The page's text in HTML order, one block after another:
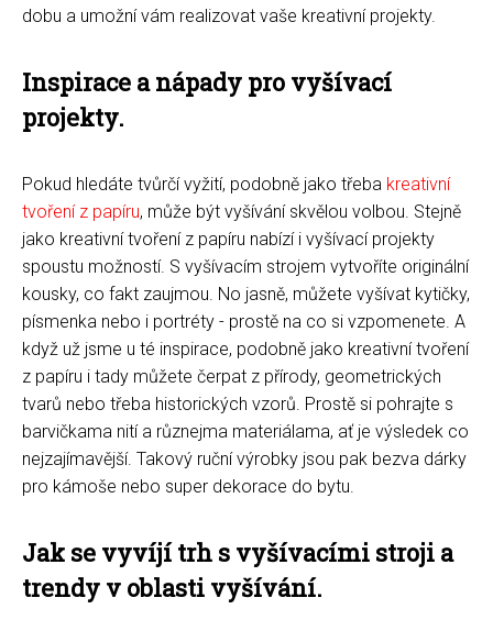
dobu a umožní vám realizovat vaše kreativní projekty.
Inspirace a nápady pro vyšívací
projekty.
Pokud hledáte tvůrčí vyžití, podobně jako třeba kreativní
tvoření z papíru, může být vyšívání skvělou volbou. Stejně
jako kreativní tvoření z papíru nabízí i vyšívací projekty
spoustu možností. S vyšívacím strojem vytvoříte originální
kousky, co fakt zaujmou. No jasně, můžete vyšívat kytičky,
písmenka nebo i portréty - prostě na co si vzpomenete. A
když už jsme u té inspirace, podobně jako kreativní tvoření
z papíru i tady můžete čerpat z přírody, geometrických
tvarů nebo třeba historických vzorů. Prostě si pohrajte s
barvičkama nití a různejma materiálama, ať je výsledek co
nejzajímavější. Takový ruční výrobky jsou pak bezva dárky
pro kámoše nebo super dekorace do bytu.
Jak se vyvíjí trh s vyšívacími stroji a
trendy v oblasti vyšívání.